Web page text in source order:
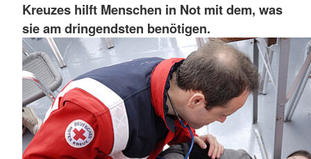
Kreuzes hilft Menschen in Not mit dem, was
sie am dringendsten benötigen.